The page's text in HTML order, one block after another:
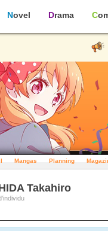
Novel Drama
Mangas Planning
Takahiro